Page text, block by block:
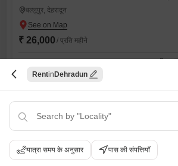
बल्लूपुर, देहरादून
₹ 26,000 / प्रति महीने
2 BHK + 2 Bath
1st of 3 Floors
V विजय चौधरी
Rent Dehradun
यात्रा समय के अनुसार पास की संपत्तियाँ